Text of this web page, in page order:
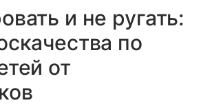
и не ругать:
по
от